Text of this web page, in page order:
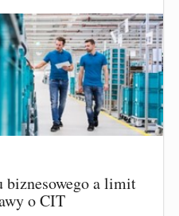
biznesowego a limit
o CIT